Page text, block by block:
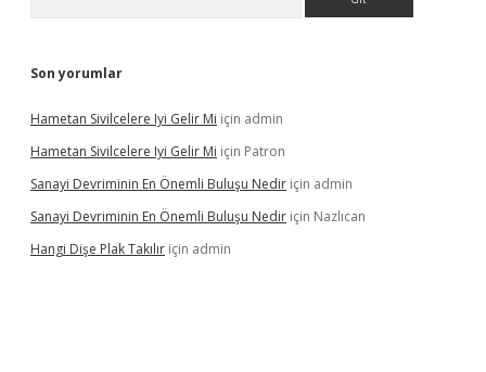
Son yorumlar
Hametan Sivilcelere Iyi Gelir Mi için admin
Hametan Sivilcelere Iyi Gelir Mi için Patron
Sanayi Devriminin En Önemli Buluşu Nedir için admin
Sanayi Devriminin En Önemli Buluşu Nedir için Nazlıcan
Hangi Dişe Plak Takılır için admin